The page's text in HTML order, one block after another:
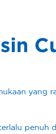
yang
penuh